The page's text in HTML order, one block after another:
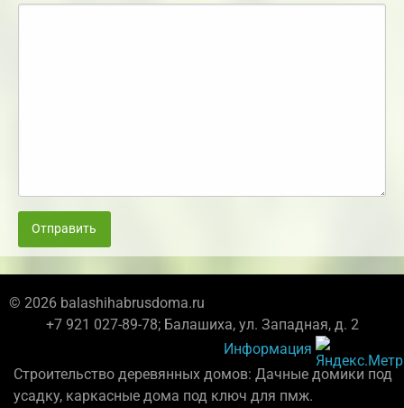
Отправить
© 2026 balashihabrusdoma.ru
+7 921 027-89-78; Балашиха, ул. Западная, д. 2
Информация
Строительство деревянных домов: Дачные домики под
усадку, каркасные дома под ключ для пмж.